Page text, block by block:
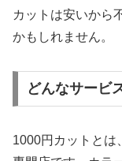
カットは安いから
かもしれません。
どんなサービ
1000円カットとは